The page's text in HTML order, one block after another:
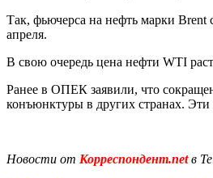
Так, фьючерса на нефть марки Brent
апреля.
В свою очередь цена нефти WTI
Ранее в ОПЕК заявили, что
конъюнктуры в других странах.
Новости от Корреспондент.netв